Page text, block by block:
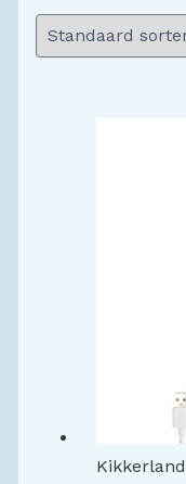
Kikkerland